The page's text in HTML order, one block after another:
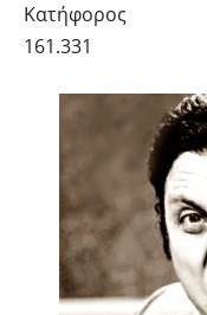
Κατήφορος
161.331